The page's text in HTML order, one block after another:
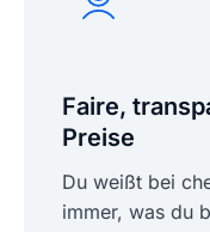
Faire,
Preise
Du weißt bei
immer, was du